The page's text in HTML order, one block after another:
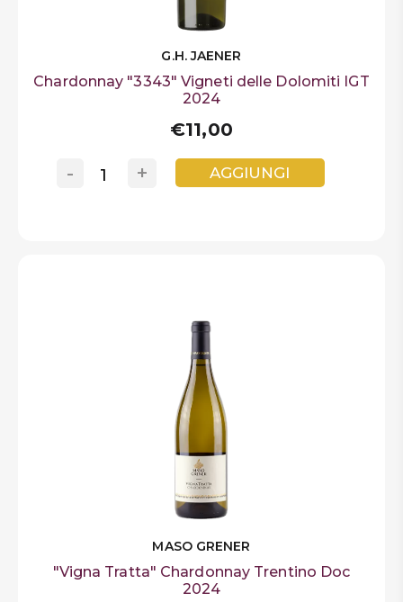
G.H. JAENER
Chardonnay "3343" Vigneti delle Dolomiti IGT
2024
€11,00
+
- AGGIUNGI
MASO GRENER
"Vigna Tratta" Chardonnay Trentino Doc
2024